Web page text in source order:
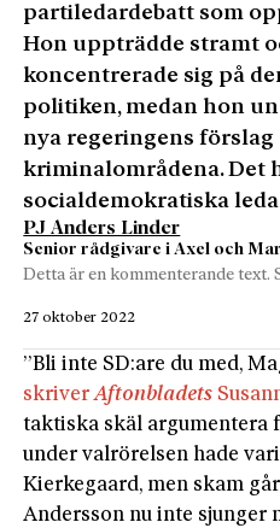
partiledardebatt som
Hon uppträdde stramt
koncentrerade sig på
politiken, medan hon
nya regeringens
kriminalområdena. Det
socialdemokratiska
PJ Anders Linder
Senior rådgivare i Axel och
Detta är en kommenterande text.
27 oktober 2022
”Bli inte SD:are du med,
skriverAftonbladets
taktiska skäl
under valrörelsen hade
Kierkegaard, men skam
Andersson nu inte sjunger